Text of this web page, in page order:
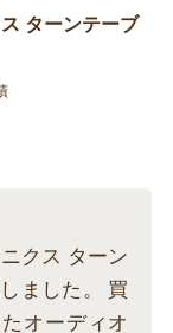
ターンテーブ
クス ターン
ました。 買
オーディオ